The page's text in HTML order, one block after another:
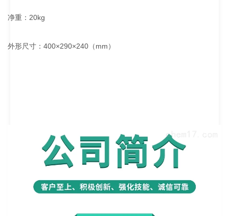
净重：20kg
外形尺寸：400×290×240（mm）